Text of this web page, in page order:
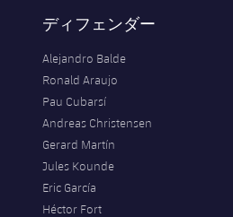
ディフェンダー
Alejandro Balde
Ronald Araujo
Pau Cubarsí
Andreas Christensen
Gerard Martín
Jules Kounde
Eric García
Héctor Fort